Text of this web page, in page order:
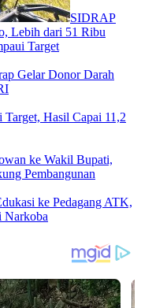
SIDRAP
Lebih dari 51 Ribu
Target
Gelar Donor Darah
Hasil Capai 11,2
ke Wakil Bupati,
Pembangunan
ke Pedagang ATK,
Narkoba